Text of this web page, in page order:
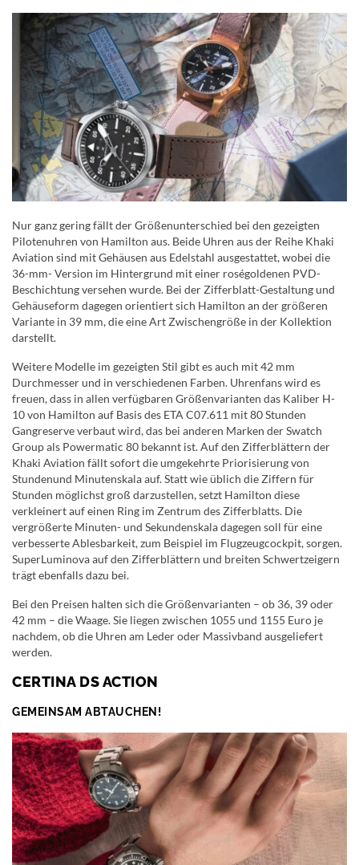
Nur ganz gering fällt der Größenunterschied bei den gezeigten
Pilotenuhren von Hamilton aus. Beide Uhren aus der Reihe Khaki
Aviation sind mit Gehäusen aus Edelstahl ausgestattet, wobei die
36-mm- Version im Hintergrund mit einer roségoldenen PVD-
Beschichtung versehen wurde. Bei der Zifferblatt-Gestaltung und
Gehäuseform dagegen orientiert sich Hamilton an der größeren
Variante in 39 mm, die eine Art Zwischengröße in der Kollektion
darstellt.
Weitere Modelle im gezeigten Stil gibt es auch mit 42 mm
Durchmesser und in verschiedenen Farben. Uhrenfans wird es
freuen, dass in allen verfügbaren Größenvarianten das Kaliber H-
10 von Hamilton auf Basis des ETA C07.611 mit 80 Stunden
Gangreserve verbaut wird, das bei anderen Marken der Swatch
Group als Powermatic 80 bekannt ist. Auf den Zifferblättern der
Khaki Aviation fällt sofort die umgekehrte Priorisierung von
Stundenund Minutenskala auf. Statt wie üblich die Ziffern für
Stunden möglichst groß darzustellen, setzt Hamilton diese
verkleinert auf einen Ring im Zentrum des Zifferblatts. Die
vergrößerte Minuten- und Sekundenskala dagegen soll für eine
verbesserte Ablesbarkeit, zum Beispiel im Flugzeugcockpit, sorgen.
SuperLuminova auf den Zifferblättern und breiten Schwertzeigern
trägt ebenfalls dazu bei.
Bei den Preisen halten sich die Größenvarianten – ob 36, 39 oder
42 mm – die Waage. Sie liegen zwischen 1055 und 1155 Euro je
nachdem, ob die Uhren am Leder oder Massivband ausgeliefert
werden.
CERTINA DS ACTION
GEMEINSAM ABTAUCHEN!